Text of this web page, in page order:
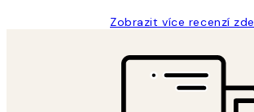
Zobrazit více recenzí zde